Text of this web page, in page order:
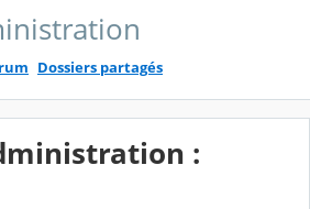
Dossiers partagés
: